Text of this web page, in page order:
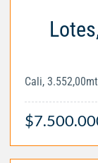
Cali,